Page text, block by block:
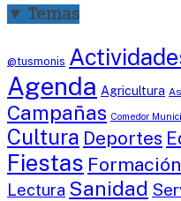
▼ Temas
@tusmonis
Agenda Agricultura
Campañas Comedor
Cultura Deportes
Fiestas Formación
Lectura Sanidad